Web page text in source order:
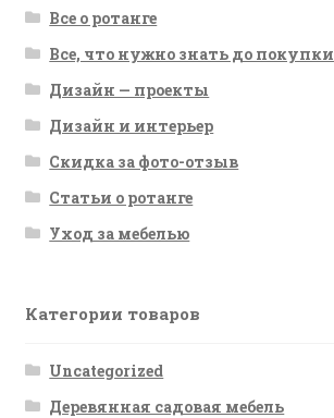
Все о ротанге
Все, что нужно знать до покупки
Дизайн — проекты
Дизайн и интерьер
Скидка за фото-отзыв
Статьи о ротанге
Уход за мебелью
Категории товаров
Uncategorized
Деревянная садовая мебель